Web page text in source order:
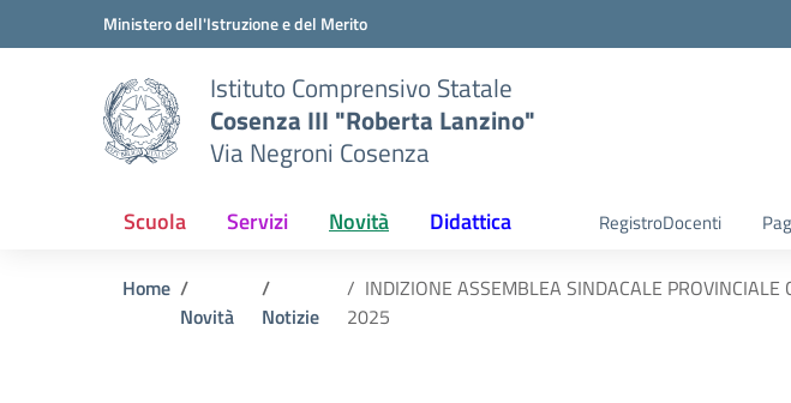
Vai ai contenuti
Vai al menu di navigazioneMinistero dell'Istruzione e del Merito
Istituto Comprensivo Statale
Cosenza III "Roberta Lanzino"
Via Negroni Cosenza
Scuola Servizi Novità Didattica RegistroDocenti
Home
Novità
Notizie
INDIZIONE ASSEMBLEA SINDACALE
2025